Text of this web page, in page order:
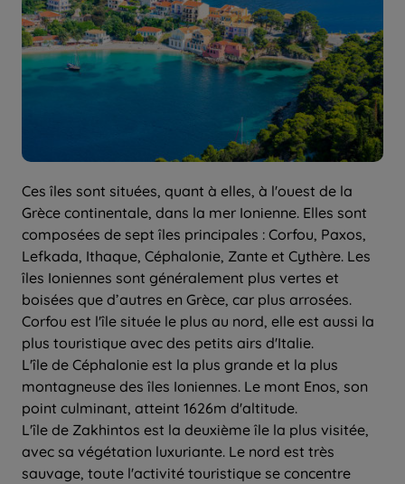
Ces îles sont situées, quant à elles, à l'ouest de la
Grèce continentale, dans la mer Ionienne. Elles sont
composées de sept îles principales : Corfou, Paxos,
Lefkada, Ithaque, Céphalonie, Zante et Cythère. Les
îles Ioniennes sont généralement plus vertes et
boisées que d’autres en Grèce, car plus arrosées.
Corfou est l'île située le plus au nord, elle est aussi la
plus touristique avec des petits airs d'Italie.
L'île de Céphalonie est la plus grande et la plus
montagneuse des îles Ioniennes. Le mont Enos, son
point culminant, atteint 1626m d'altitude.
L'île de Zakhintos est la deuxième île la plus visitée,
avec sa végétation luxuriante. Le nord est très
sauvage, toute l'activité touristique se concentre